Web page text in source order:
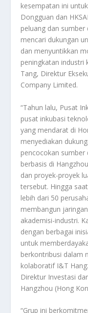
kesempatan ini
Dongguan dan
peluang dan sumber
mencari dukungan
dan menyuntikkan
peningkatan industri
Tang, Direktur
Company Limited.
“Tahun lalu, Pusat
pusat inkubasi
yang mendarat di
menyediakan
pencocokan sumber
berbasis di
dan proyek-proyek
tersebut. Hingga
lebih dari 50
membangun
akademisi-industri.
dengan berbagai
untuk
berkontribusi dalam
kolaboratif I&T
Direktur Investasi
Hangzhou (Hong
“Grup ini